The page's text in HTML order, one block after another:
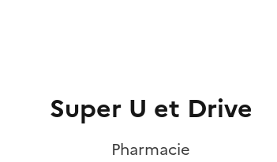
Super U et Drive
Pharmacie